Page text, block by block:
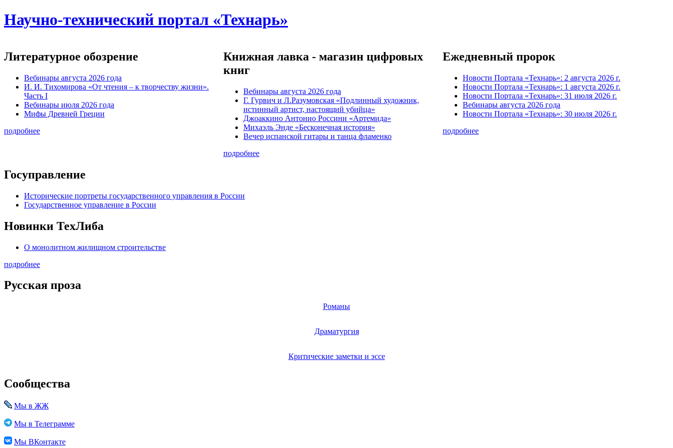
Научно-технический портал «Технарь»
Литературное обозрение
Вебинары августа 2026 года
И. И. Тихомирова «От чтения – к творчеству жизни».
Часть I
Вебинары июля 2026 года
Мифы Древней Греции
подробнее
Книжная лавка - магазин цифровых
книг
Вебинары августа 2026 года
Г. Гурвич и Л.Разумовская «Подлинный художник,
истинный артист, настоящий убийца»
Джоаккино Антонио Россини «Артемида»
Михаэль Энде «Бесконечная история»
Вечер испанской гитары и танца фламенко
подробнее
Ежедневный пророк
Новости Портала «Технарь»: 2 августа 2026 г.
Новости Портала «Технарь»: 1 августа 2026 г.
Новости Портала «Технарь»: 31 июля 2026 г.
Вебинары августа 2026 года
Новости Портала «Технарь»: 30 июля 2026 г.
подробнее
Госуправление
Исторические портреты государственного управления в России
Государственное управление в России
Новинки ТехЛиба
О монолитном жилищном строительстве
подробнее
Русская проза
Романы
Драматургия
Критические заметки и эссе
Сообщества
Мы в ЖЖ
Мы в Телеграмме
Мы ВКонтакте